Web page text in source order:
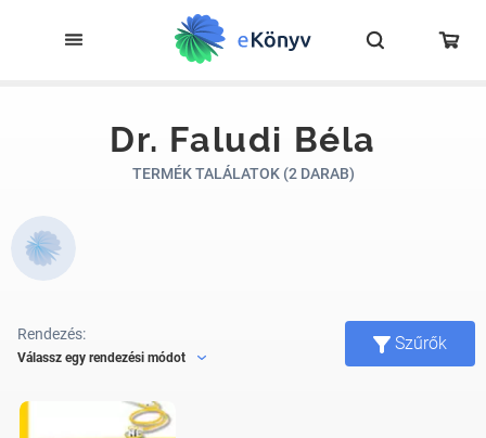
Dr. Faludi Béla
TERMÉK TALÁLATOK (2 DARAB)
Rendezés:
Válassz egy rendezési módot
Szűrők